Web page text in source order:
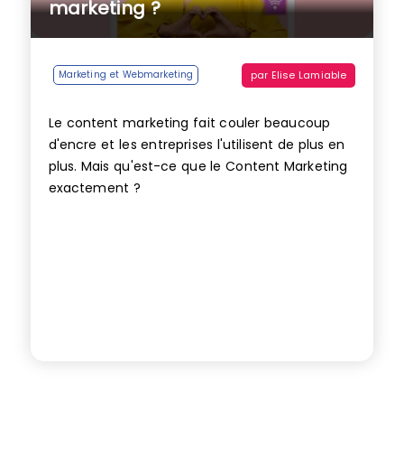
marketing ?
Marketing et Webmarketing par Elise Lamiable
Le content marketing fait couler beaucoup
d'encre et les entreprises l'utilisent de plus en
plus. Mais qu'est-ce que le Content Marketing
exactement ?